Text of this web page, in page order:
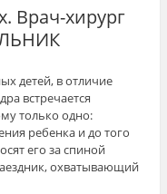
Врач-хирург
детей, в отличие
встречается
только одно:
ребенка и до того
его за спиной
охватывающий